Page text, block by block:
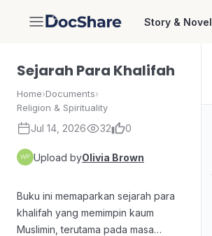
DocShare Story & Novel
Sejarah Para Khalifah
Home›Documents›
Religion & Spirituality
Jul 14, 2026 32 0
Upload byOlivia Brown
Buku ini memaparkan sejarah para
khalifah yang memimpin kaum
Muslimin, terutama pada masa